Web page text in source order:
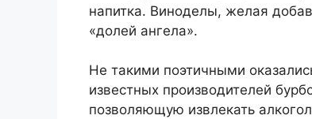
напитка. Виноделы, желая
«долей ангела».
Не такими поэтичными
известных производителей
позволяющую извлекать